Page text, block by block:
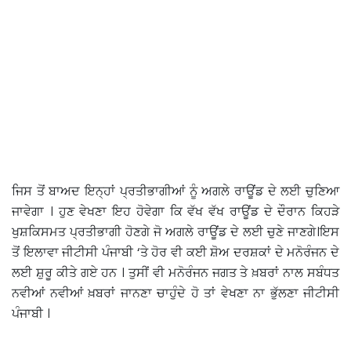
ਜਿਸ ਤੋਂ ਬਾਅਦ ਇਨ੍ਹਾਂ ਪ੍ਰਤੀਭਾਗੀਆਂ ਨੂੰ ਅਗਲੇ ਰਾਊਂਡ ਦੇ ਲਈ ਚੁਣਿਆ
ਜਾਵੇਗਾ । ਹੁਣ ਵੇਖਣਾ ਇਹ ਹੋਵੇਗਾ ਕਿ ਵੱਖ ਵੱਖ ਰਾਊਂਡ ਦੇ ਦੌਰਾਨ ਕਿਹੜੇ
ਖੁਸ਼ਕਿਸਮਤ ਪ੍ਰਤੀਭਾਗੀ ਹੋਣਗੇ ਜੋ ਅਗਲੇ ਰਾਊਂਡ ਦੇ ਲਈ ਚੁਣੇ ਜਾਣਗੇ।ਇਸ
ਤੋਂ ਇਲਾਵਾ ਜੀਟੀਸੀ ਪੰਜਾਬੀ ‘ਤੇ ਹੋਰ ਵੀ ਕਈ ਸ਼ੋਅ ਦਰਸ਼ਕਾਂ ਦੇ ਮਨੋਰੰਜਨ ਦੇ
ਲਈ ਸ਼ੁਰੂ ਕੀਤੇ ਗਏ ਹਨ । ਤੁਸੀਂ ਵੀ ਮਨੋਰੰਜਨ ਜਗਤ ਤੇ ਖ਼ਬਰਾਂ ਨਾਲ ਸਬੰਧਤ
ਨਵੀਆਂ ਨਵੀਆਂ ਖ਼ਬਰਾਂ ਜਾਨਣਾ ਚਾਹੁੰਦੇ ਹੋ ਤਾਂ ਵੇਖਣਾ ਨਾ ਭੁੱਲਣਾ ਜੀਟੀਸੀ
ਪੰਜਾਬੀ ।